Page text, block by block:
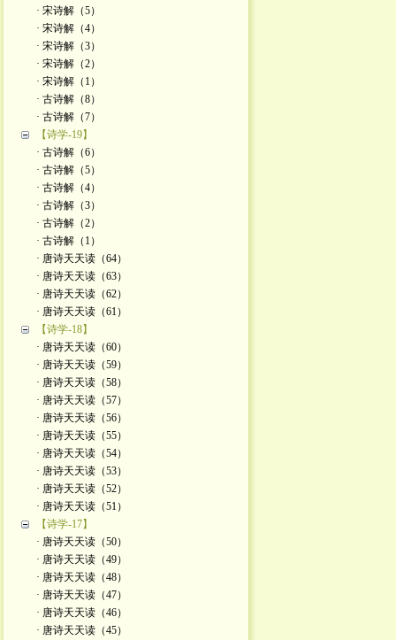
· 宋诗解（5）
· 宋诗解（4）
· 宋诗解（3）
· 宋诗解（2）
· 宋诗解（1）
· 古诗解（8）
· 古诗解（7）
【诗学-19】
· 古诗解（6）
· 古诗解（5）
· 古诗解（4）
· 古诗解（3）
· 古诗解（2）
· 古诗解（1）
· 唐诗天天读（64）
· 唐诗天天读（63）
· 唐诗天天读（62）
· 唐诗天天读（61）
【诗学-18】
· 唐诗天天读（60）
· 唐诗天天读（59）
· 唐诗天天读（58）
· 唐诗天天读（57）
· 唐诗天天读（56）
· 唐诗天天读（55）
· 唐诗天天读（54）
· 唐诗天天读（53）
· 唐诗天天读（52）
· 唐诗天天读（51）
【诗学-17】
· 唐诗天天读（50）
· 唐诗天天读（49）
· 唐诗天天读（48）
· 唐诗天天读（47）
· 唐诗天天读（46）
· 唐诗天天读（45）